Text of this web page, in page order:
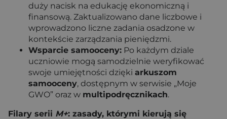
duży nacisk na edukację ekonomiczną i
finansową. Zaktualizowano dane liczbowe i
wprowadzono liczne zadania osadzone w
kontekście zarządzania pieniędzmi.
Wsparcie samooceny: Po każdym dziale
uczniowie mogą samodzielnie weryfikować
swoje umiejętności dzięki arkuszom
samooceny, dostępnym w serwisie „Moje
GWO” oraz w multipodręcznikach.
Filary serii M+: zasady, którymi kierują się